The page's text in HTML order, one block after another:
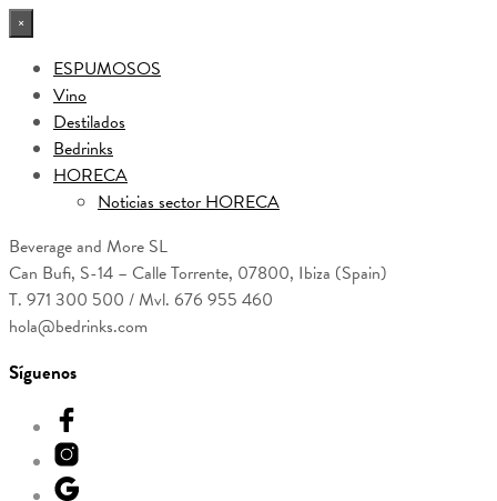
×
ESPUMOSOS
Vino
Destilados
Bedrinks
HORECA
Noticias sector HORECA
Beverage and More SL
Can Bufi, S-14 – Calle Torrente, 07800, Ibiza (Spain)
T. 971 300 500 / Mvl. 676 955 460
hola@bedrinks.com
Síguenos